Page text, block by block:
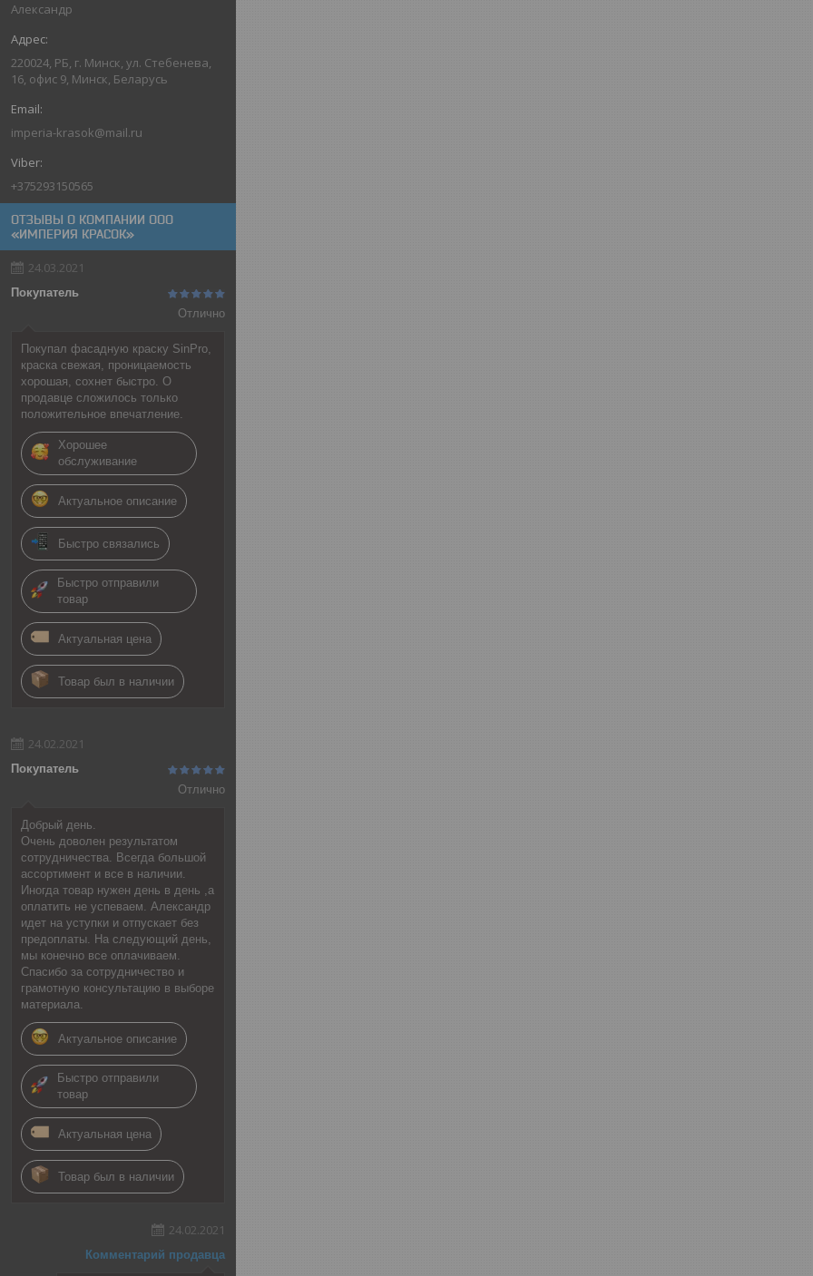
Александр
220024, РБ, г. Минск, ул. Стебенева,
16, офис 9, Минск, Беларусь
imperia-krasok@mail.ru
+375293150565
ОТЗЫВЫ О КОМПАНИИ ООО
«ИМПЕРИЯ КРАСОК»
24.03.2021
Покупатель
Отлично
Покупал фасадную краску SinPro,
краска свежая, проницаемость
хорошая, сохнет быстро. О
продавце сложилось только
положительное впечатление.
Хорошее
обслуживание
Актуальное описание
Быстро связались
Быстро отправили
товар
Актуальная цена
Товар был в наличии
24.02.2021
Покупатель
Отлично
Добрый день.
Очень доволен результатом
сотрудничества. Всегда большой
ассортимент и все в наличии.
Иногда товар нужен день в день ,а
оплатить не успеваем. Александр
идет на уступки и отпускает без
предоплаты. На следующий день,
мы конечно все оплачиваем.
Спасибо за сотрудничество и
грамотную консультацию в выборе
материала.
Актуальное описание
Быстро отправили
товар
Актуальная цена
Товар был в наличии
24.02.2021
Комментарий продавца